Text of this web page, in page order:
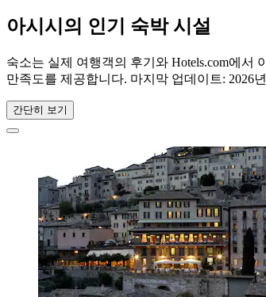
아시시의 인기 숙박 시설
숙소는 실제 여행객의 후기와 Hotels.com에
만족도를 제공합니다. 마지막 업데이트: 2026
간단히 보기